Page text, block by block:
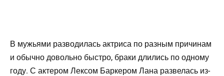
В мужьями разводилась актриса по разным причинам
и обычно довольно быстро, браки длились по одному
году. С актером Лексом Баркером Лана развелась из-